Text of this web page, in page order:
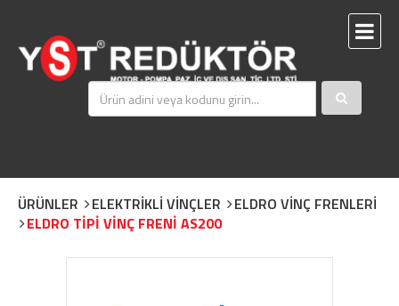
ÜRÜNLER ELEKTRİKLİ VİNÇLER
ELDRO VİNÇ FRENLERİ
ELDRO TİPİ VİNÇ FRENİ AS200